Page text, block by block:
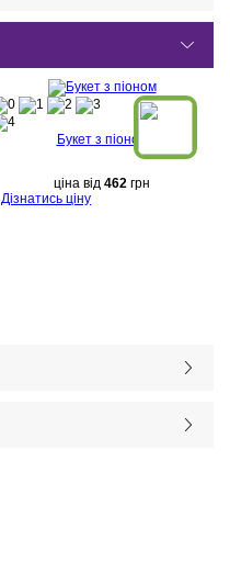
Букет з піоном
ціна від 462 грн
Дізнатись ціну